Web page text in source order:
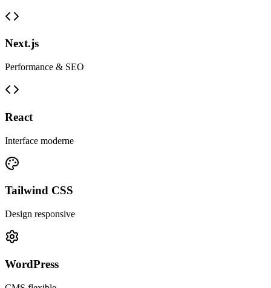
Next.js
Performance & SEO
React
Interface moderne
Tailwind CSS
Design responsive
WordPress